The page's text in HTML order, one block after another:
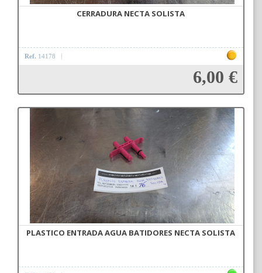
CERRADURA NECTA SOLISTA
Ref. 14178
6,00 €
PLASTICO ENTRADA AGUA BATIDORES NECTA SOLISTA